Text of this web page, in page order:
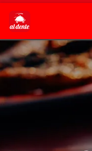
Skip to content